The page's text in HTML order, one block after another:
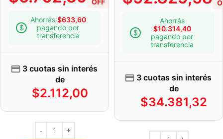
Ahorrás $633,60
pagando por
transferencia
3 cuotas sin interés
de
$2.112,00
Ahorrás
$10.314,40
pagando por
transferencia
3 cuotas sin interés
de
$34.381,32